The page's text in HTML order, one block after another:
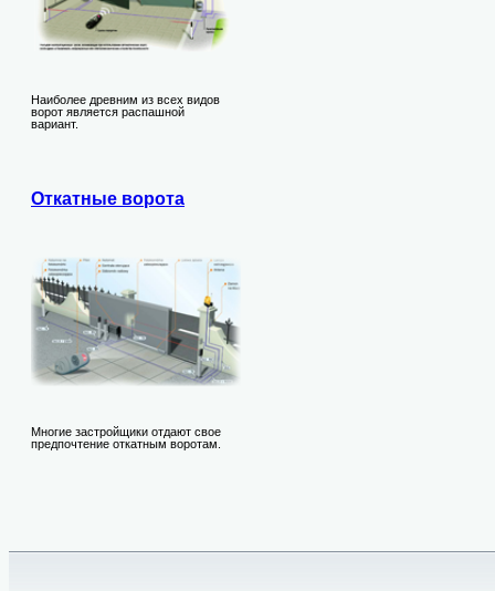
Наиболее древним из всех видов
ворот является распашной
вариант.
Откатные ворота
Многие застройщики отдают свое
предпочтение откатным воротам.